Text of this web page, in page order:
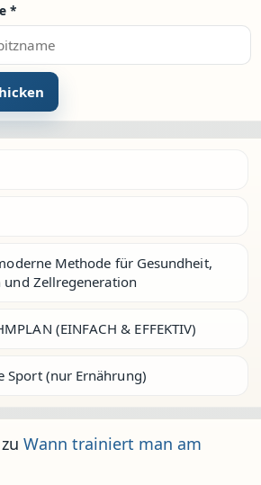
*
Methode für Gesundheit,
Zellregeneration
(EINFACH & EFFEKTIV)
Sport (nur Ernährung)
zu Wann trainiert man am